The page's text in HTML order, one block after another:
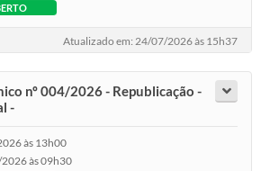
Atualizado em: 24/07/2026 às 15h37
nº 004/2026 - Republicação -
-
às 13h00
às 09h30